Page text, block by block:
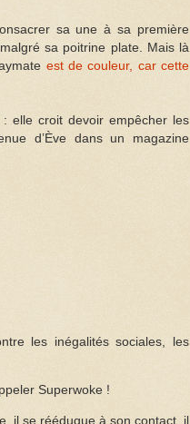
sa une à sa première
sa poitrine plate. Mais là
est de couleur, car cette
: elle croit devoir empêcher les
d’Ève dans un magazine
les inégalités sociales, les
Superwoke !
il se rééduque à son contact, il